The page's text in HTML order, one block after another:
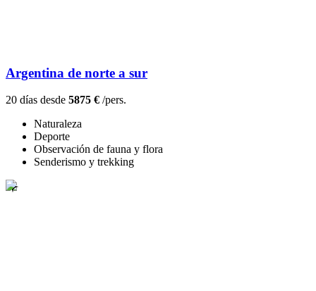
Argentina de norte a sur
20 días desde 5875 € /pers.
Naturaleza
Deporte
Observación de fauna y flora
Senderismo y trekking